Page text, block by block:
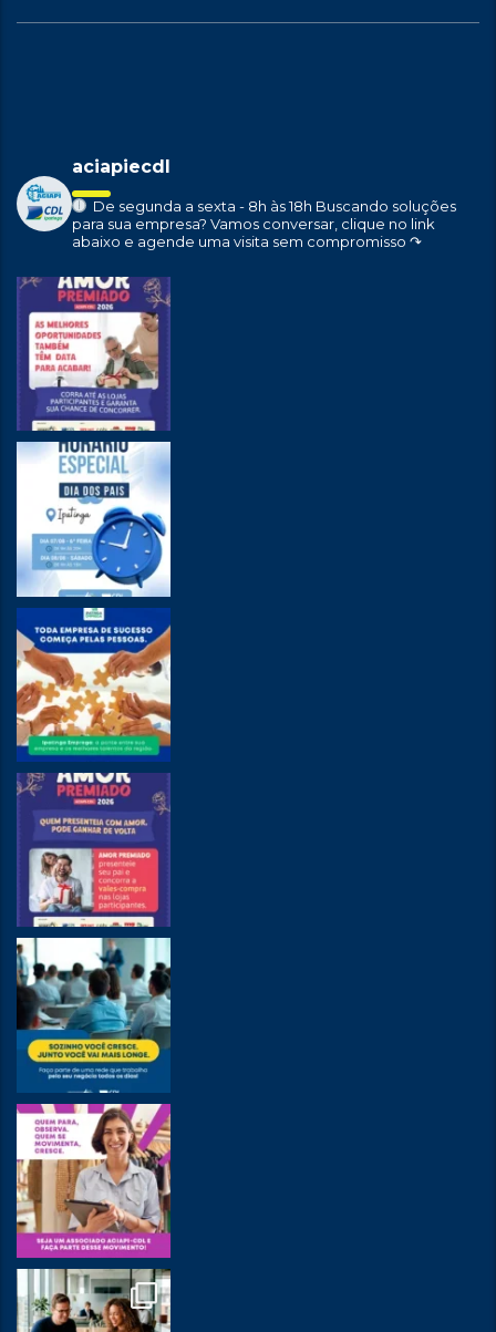
aciapiecdl
De segunda a sexta - 8h às 18h Buscando soluções
para sua empresa? Vamos conversar, clique no link
abaixo e agende uma visita sem compromisso ↷